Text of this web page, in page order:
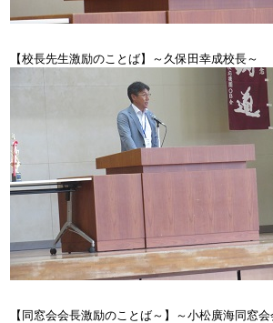
【校長先生激励のことば】～久保田幸成校長～
【同窓会会長激励のことば～】～小松廣海同窓